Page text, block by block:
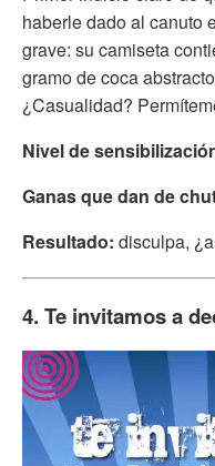
haberle dado al canuto
grave: su camiseta
gramo de coca
¿Casualidad?
Nivel de
Ganas que dan de
Resultado: disculpa,
4. Te invitamos a